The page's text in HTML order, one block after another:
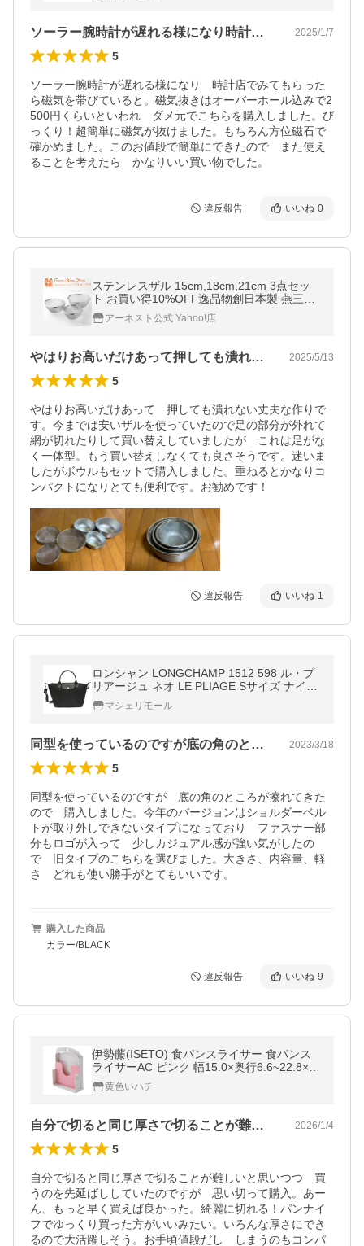
ソーラー腕時計が遅れる様になり時計店で… 2025/1/7
5
ソーラー腕時計が遅れる様になり　時計店でみてもらった
ら磁気を帯びていると。磁気抜きはオーバーホール込みで2
500円くらいといわれ　ダメ元でこちらを購入しました。び
っくり！超簡単に磁気が抜けました。もちろん方位磁石で
確かめました。このお値段で簡単にできたので　また使え
ることを考えたら　かなりいい買い物でした。
違反報告 いいね 0
ステンレスザル 15cm,18cm,21cm 3点セッ
ト お買い得10%OFF逸品物創日本製 燕三条
アーネスト公式 Yahoo!店
やはりお高いだけあって押しても潰れない… 2025/5/13
5
やはりお高いだけあって　押しても潰れない丈夫な作りで
す。今までは安いザルを使っていたので足の部分が外れて
網が切れたりして買い替えしていましたが　これは足がな
く一体型。もう買い替えしなくても良さそうです。迷いま
したがボウルもセットで購入しました。重ねるとかなりコ
ンパクトになりとても便利です。お勧めです！
違反報告 いいね 1
ロンシャン LONGCHAMP 1512 598 ル・プ
リアージュ ネオ LE PLIAGE Sサイズ ナイロ
ン 2WAY トートバッグ ハンドバッグ ショル
ダーバッグ
マシェリモール
同型を使っているのですが底の角のところ… 2023/3/18
5
同型を使っているのですが　底の角のところが擦れてきた
ので　購入しました。今年のバージョンはショルダーベル
トが取り外しできないタイプになっており　ファスナー部
分もロゴが入って　少しカジュアル感が強い気がしたの
で　旧タイプのこちらを選びました。大きさ、内容量、軽
さ　どれも使い勝手がとてもいいです。
購入した商品
カラー/BLACK
違反報告 いいね 9
伊勢藤(ISETO) 食パンスライサー 食パンス
ライサーAC ピンク 幅15.0×奥行6.6~22.8×高
さ19.9cm 日本製 抗菌 抗菌加工 吊
黄色いハチ
自分で切ると同じ厚さで切ることが難しい… 2026/1/4
5
自分で切ると同じ厚さで切ることが難しいと思いつつ　買
うのを先延ばししていたのですが　思い切って購入。あー
ん、もっと早く買えば良かった。綺麗に切れる！パンナイ
フでゆっくり買った方がいいみたい。いろんな厚さにでき
るので大活躍しそう。お手頃値段だし　しまうのもコンパ